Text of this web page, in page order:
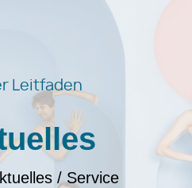
Leitfaden
/ Service